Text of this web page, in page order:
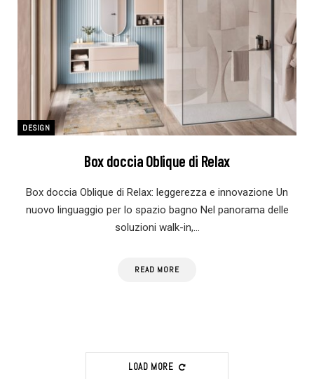
DESIGN
Box doccia Oblique di Relax
Box doccia Oblique di Relax: leggerezza e innovazione Un
nuovo linguaggio per lo spazio bagno Nel panorama delle
soluzioni walk-in,…
READ MORE
LOAD MORE